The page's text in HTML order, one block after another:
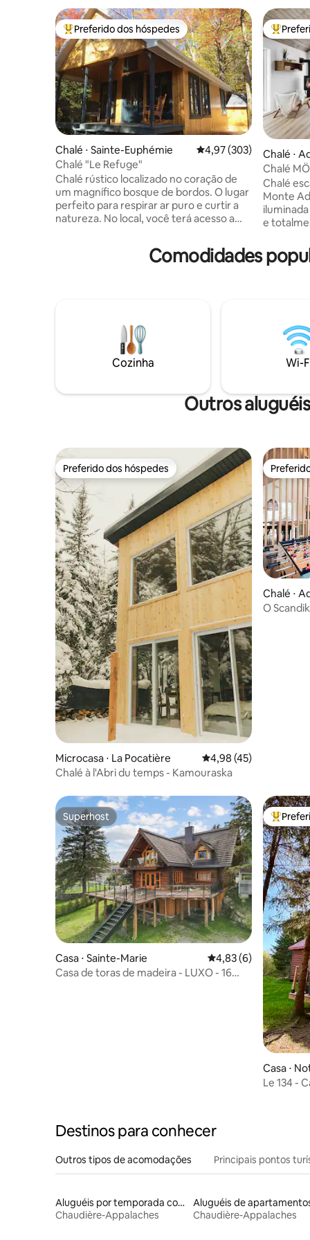
Entre os melhores preferidos dos hóspedes
Preferido dos hóspedes
Chalé ⋅ Sainte-Euphémie 4,97 de uma avaliação
4,97 (303)
Chalé "Le Refuge"
Chalé rústico localizado no coração de
um magnífico bosque de bordos. O lugar
perfeito para respirar ar puro e curtir a
natureza. No local, você terá acesso a
perfeita para caminhadas, ciclismo e
raquetes de neve. No inverno, um
Regional das Appalaches (cachoeira das
lontras a 5 km), trilhas federais de
mountain bike e snowmobile, uma
ciclovia, etc.
Entre
Chalé ⋅
Chalé
Bike-Spa
Chalé
Monte
e
com
de
relaxar
estação,
Comodidades
Cozinha Wi-
Outros
Preferido dos hóspedes
Preferido dos hóspedes
Microcasa ⋅ La Pocatière 4,98 de uma avaliação
4,98 (45)
Chalé à l'Abri du temps - Kamouraska
Chalé ⋅
O Scandik
Superhost
Superhost
Casa ⋅ Sainte-Marie 4,83 de uma
4,83 (6)
Casa de toras de madeira - LUXO - 16
Entre
Casa ⋅
re
Le 134 -
Destinos para conhecer
Outros tipos de acomodações Principais pontos
Aluguéis por temporada com suítes privativas
Chaudière-Appalaches
Aluguéis de
Chaudière-Appalaches